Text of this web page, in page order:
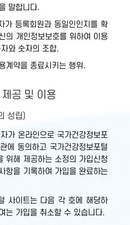
말합니다.
등록회원과 동일인인지를 확
의 개인정보보호를 위하여 이용
와 숫자의 조합.
계약을 종료시키는 행위.
공 및 이용
성립)
가 온라인으로 국가건강정보포
에 동의하고 국가건강정보포털
위해 제공하는 소정의 가입신청
항을 기록하여 가입을 완료하는
사이트는 다음 각 호에 해당하
는 가입을 취소할 수 있습니다.